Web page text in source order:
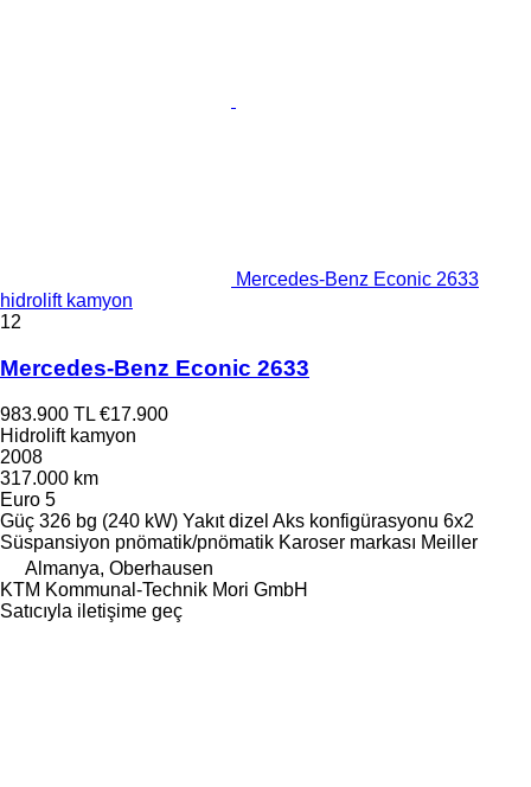
Mercedes-Benz Econic 2633
hidrolift kamyon
12
Mercedes-Benz Econic 2633
983.900 TL €17.900
Hidrolift kamyon
2008
317.000 km
Euro 5
Güç 326 bg (240 kW) Yakıt dizel Aks konfigürasyonu 6x2
Süspansiyon pnömatik/pnömatik Karoser markası Meiller
Almanya, Oberhausen
KTM Kommunal-Technik Mori GmbH
Satıcıyla iletişime geç